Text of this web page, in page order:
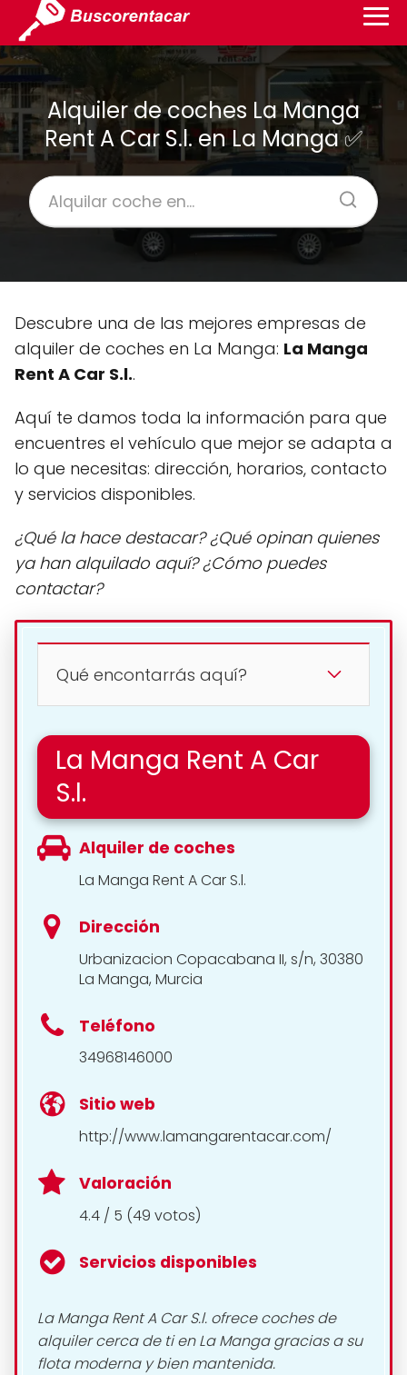
Alquiler de coches La Manga
Rent A Car S.l. en La Manga ✅
Descubre una de las mejores empresas de
alquiler de coches en La Manga: La Manga
Rent A Car S.l..
Aquí te damos toda la información para que
encuentres el vehículo que mejor se adapta a
lo que necesitas: dirección, horarios, contacto
y servicios disponibles.
¿Qué la hace destacar? ¿Qué opinan quienes
ya han alquilado aquí? ¿Cómo puedes
contactar?
Qué encontarrás aquí?
La Manga Rent A Car
S.l.
Alquiler de coches
La Manga Rent A Car S.l.
Dirección
Urbanizacion Copacabana II, s/n, 30380
La Manga, Murcia
Teléfono
34968146000
Sitio web
http://www.lamangarentacar.com/
Valoración
4.4 / 5 (49 votos)
Servicios disponibles
La Manga Rent A Car S.l. ofrece coches de
alquiler cerca de ti en La Manga gracias a su
flota moderna y bien mantenida.